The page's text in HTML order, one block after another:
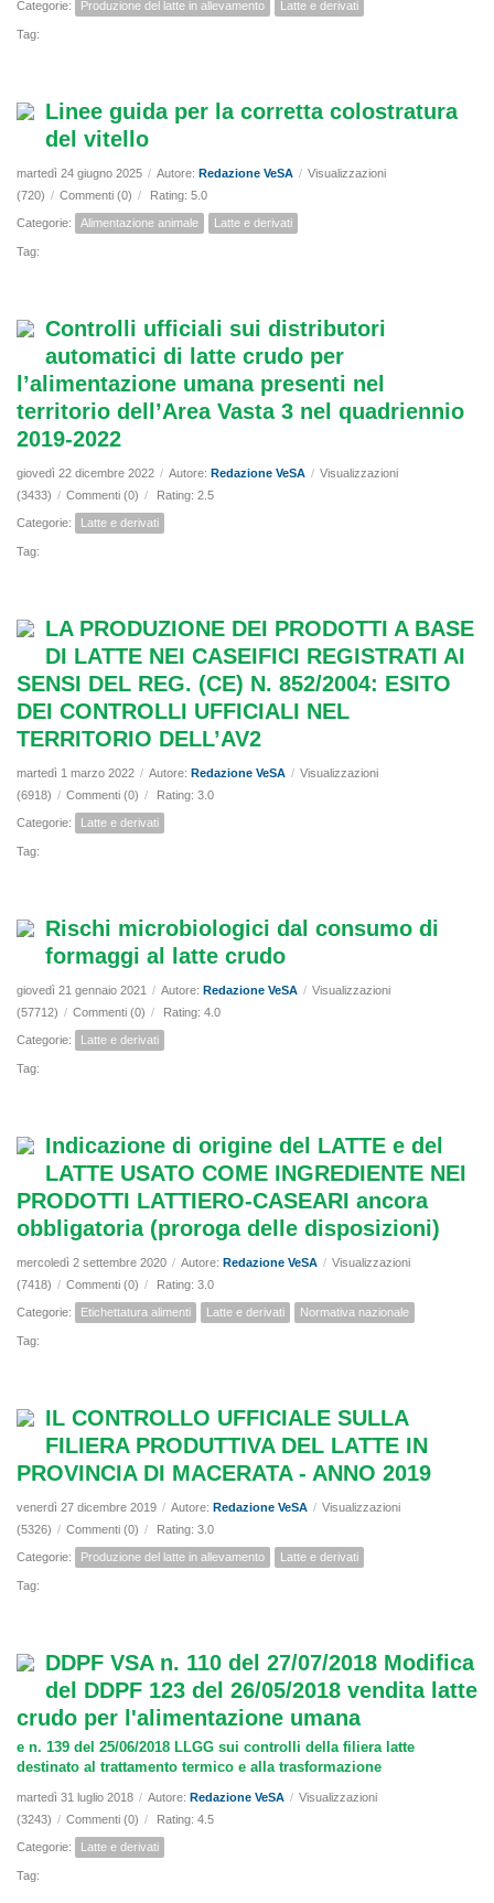
Categorie: Produzione del latte in allevamento Latte e derivati
Tag:
Linee guida per la corretta colostratura
del vitello
martedì 24 giugno 2025 / Autore: Redazione VeSA / Visualizzazioni
(720) / Commenti (0) / Rating: 5.0
Categorie: Alimentazione animale Latte e derivati
Tag:
Controlli ufficiali sui distributori
automatici di latte crudo per
l’alimentazione umana presenti nel
territorio dell’Area Vasta 3 nel quadriennio
2019-2022
giovedì 22 dicembre 2022 / Autore: Redazione VeSA / Visualizzazioni
(3433) / Commenti (0) / Rating: 2.5
Categorie: Latte e derivati
Tag:
LA PRODUZIONE DEI PRODOTTI A BASE
DI LATTE NEI CASEIFICI REGISTRATI AI
SENSI DEL REG. (CE) N. 852/2004: ESITO
DEI CONTROLLI UFFICIALI NEL
TERRITORIO DELL’AV2
martedì 1 marzo 2022 / Autore: Redazione VeSA / Visualizzazioni
(6918) / Commenti (0) / Rating: 3.0
Categorie: Latte e derivati
Tag:
Rischi microbiologici dal consumo di
formaggi al latte crudo
giovedì 21 gennaio 2021 / Autore: Redazione VeSA / Visualizzazioni
(57712) / Commenti (0) / Rating: 4.0
Categorie: Latte e derivati
Tag:
Indicazione di origine del LATTE e del
LATTE USATO COME INGREDIENTE NEI
PRODOTTI LATTIERO-CASEARI ancora
obbligatoria (proroga delle disposizioni)
mercoledì 2 settembre 2020 / Autore: Redazione VeSA / Visualizzazioni
(7418) / Commenti (0) / Rating: 3.0
Categorie: Etichettatura alimenti Latte e derivati Normativa nazionale
Tag:
IL CONTROLLO UFFICIALE SULLA
FILIERA PRODUTTIVA DEL LATTE IN
PROVINCIA DI MACERATA - ANNO 2019
venerdì 27 dicembre 2019 / Autore: Redazione VeSA / Visualizzazioni
(5326) / Commenti (0) / Rating: 3.0
Categorie: Produzione del latte in allevamento Latte e derivati
Tag:
DDPF VSA n. 110 del 27/07/2018 Modifica
del DDPF 123 del 26/05/2018 vendita latte
crudo per l'alimentazione umana
e n. 139 del 25/06/2018 LLGG sui controlli della filiera latte
destinato al trattamento termico e alla trasformazione
martedì 31 luglio 2018 / Autore: Redazione VeSA / Visualizzazioni
(3243) / Commenti (0) / Rating: 4.5
Categorie: Latte e derivati
Tag: